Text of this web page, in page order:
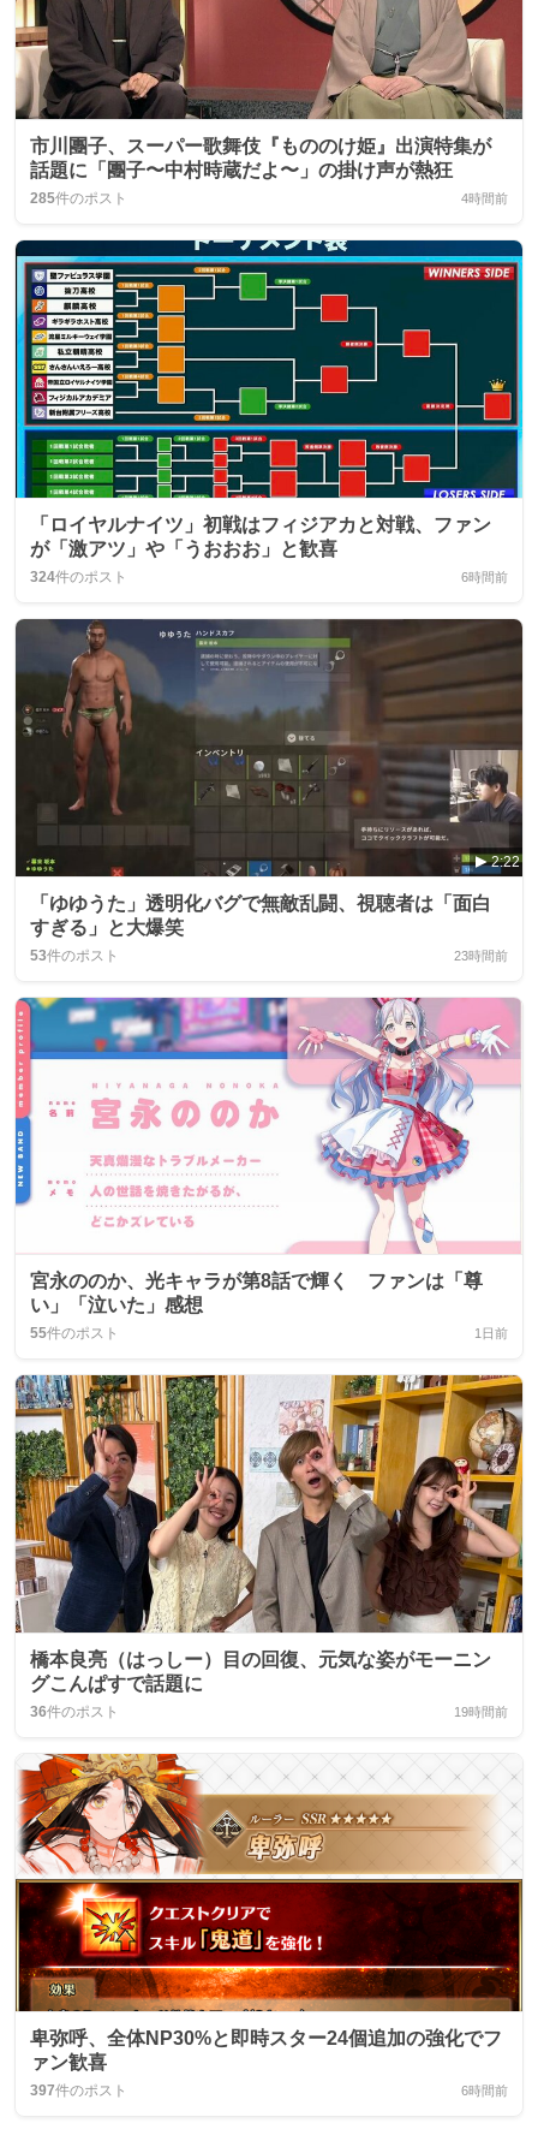
市川團子、スーパー歌舞伎『もののけ姫』出演特集が
話題に「團子〜中村時蔵だよ〜」の掛け声が熱狂
285件のポスト 4時間前
「ロイヤルナイツ」初戦はフィジアカと対戦、ファン
が「激アツ」や「うおおお」と歓喜
324件のポスト 6時間前
2:22
「ゆゆうた」透明化バグで無敵乱闘、視聴者は「面白
すぎる」と大爆笑
53件のポスト 23時間前
宮永ののか、光キャラが第8話で輝く ファンは「尊
い」「泣いた」感想
55件のポスト 1日前
橋本良亮（はっしー）目の回復、元気な姿がモーニン
グこんぱすで話題に
36件のポスト 19時間前
卑弥呼、全体NP30%と即時スター24個追加の強化でフ
ァン歓喜
397件のポスト 6時間前